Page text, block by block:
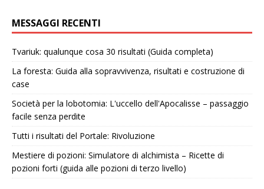
MESSAGGI RECENTI
Tvariuk: qualunque cosa 30 risultati (Guida completa)
La foresta: Guida alla sopravvivenza, risultati e costruzione di
case
Società per la lobotomia: L'uccello dell'Apocalisse – passaggio
facile senza perdite
Tutti i risultati del Portale: Rivoluzione
Mestiere di pozioni: Simulatore di alchimista – Ricette di
pozioni forti (guida alle pozioni di terzo livello)